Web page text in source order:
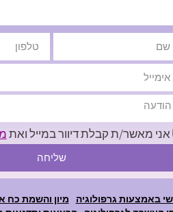
אני מאשר/ת קבלת דיוור במייל ואת
שליחה
באמצעות גרפולוגיה מיון והשמת כח